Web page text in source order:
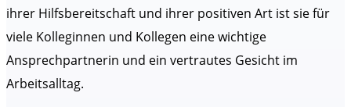
ihrer Hilfsbereitschaft und ihrer positiven Art ist sie für
viele Kolleginnen und Kollegen eine wichtige
Ansprechpartnerin und ein vertrautes Gesicht im
Arbeitsalltag.